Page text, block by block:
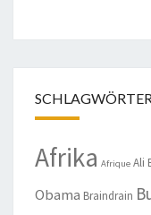
Afrika Afrique Ali
Obama Braindrain